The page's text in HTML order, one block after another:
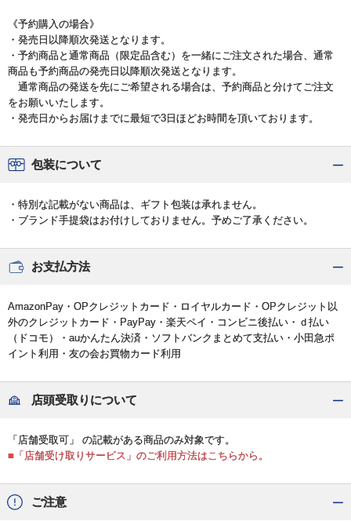
《予約購入の場合》
・発売日以降順次発送となります。
・予約商品と通常商品（限定品含む）を一緒にご注文された場合、通常
商品も予約商品の発売日以降順次発送となります。
通常商品の発送を先にご希望される場合は、予約商品と分けてご注文
をお願いいたします。
・発売日からお届けまでに最短で3日ほどお時間を頂いております。
包装について
・特別な記載がない商品は、ギフト包装は承れません。
・ブランド手提袋はお付けしておりません。予めご了承ください。
お支払方法
AmazonPay・OPクレジットカード・ロイヤルカード・OPクレジット以
外のクレジットカード・PayPay・楽天ペイ・コンビニ後払い・ｄ払い
（ドコモ）・auかんたん決済・ソフトバンクまとめて支払い・小田急ポ
イント利用・友の会お買物カード利用
店頭受取りについて
「店舗受取可」 の記載がある商品のみ対象です。
■「店舗受け取りサービス」のご利用方法はこちらから。
ご注意